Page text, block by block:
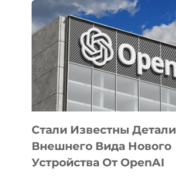
ПРИОРИТЕТНЫЕ
ЗАДАЧИ
ПО
РАЗВИТИЮ
ЭКОСИСТЕМЫ
ИСКУССТВЕННОГО
ИНТЕЛЛЕКТА
Стали Известны Детали
Внешнего Вида Нового
Устройства От OpenAI